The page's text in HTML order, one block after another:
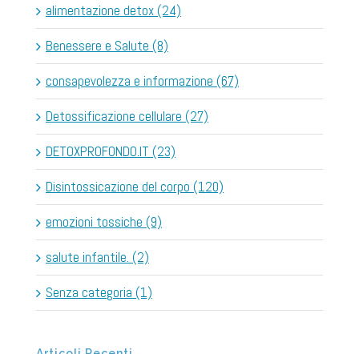
alimentazione detox (24)
Benessere e Salute (8)
consapevolezza e informazione (67)
Detossificazione cellulare (27)
DETOXPROFONDO.IT (23)
Disintossicazione del corpo (120)
emozioni tossiche (9)
salute infantile. (2)
Senza categoria (1)